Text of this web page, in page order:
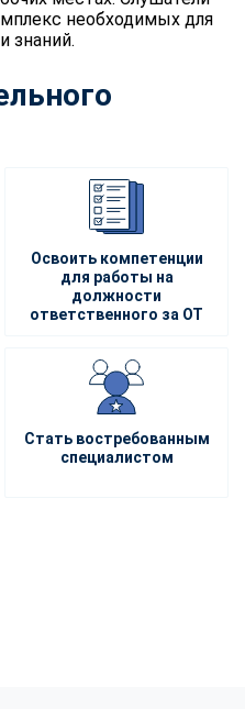
необходимых для
знаний.
Освоить компетенции
для работы на
должности
ответственного за ОТ
Стать востребованным
специалистом